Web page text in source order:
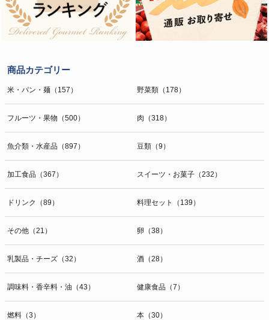
商品カテゴリー
米・パン・麺（157） 野菜類（178）
フルーツ・果物（500） 肉（318）
魚介類・水産品（897） 豆類（9）
加工食品（367） スイーツ・お菓子（232）
ドリンク（89） 料理セット（139）
その他（21） 卵（38）
乳製品・チーズ（32） 酒（28）
調味料・香辛料・油（43） 健康食品（7）
燃料（3） 本（30）